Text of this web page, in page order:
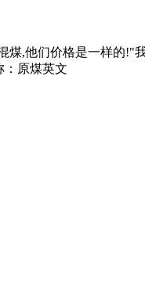
,他们价格是一样的
：原煤英文